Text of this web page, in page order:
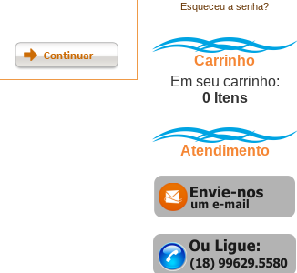
Esqueceu a senha?
Carrinho
Em seu carrinho:
0 Itens
Atendimento